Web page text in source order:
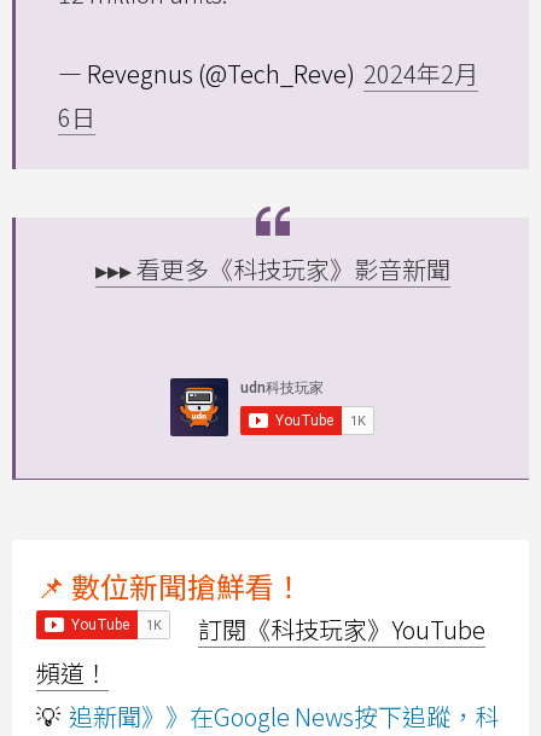
— Revegnus (@Tech_Reve) 2024年2月
6日
▸▸▸ 看更多《科技玩家》影音新聞
📌 數位新聞搶鮮看！
訂閱《科技玩家》YouTube
頻道！
💡 追新聞》》在Google News按下追蹤，科